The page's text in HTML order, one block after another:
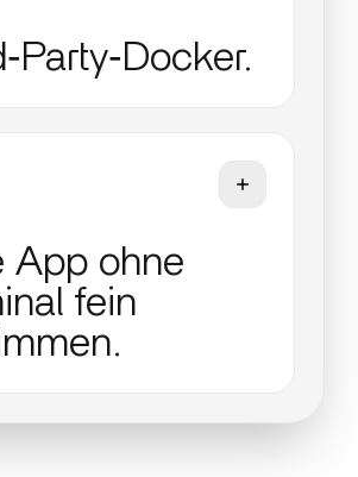
App ohne
fein